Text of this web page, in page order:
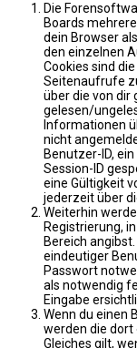
Die
Boards
dein Browser
den einzelnen
Cookies sind
Seitenaufrufe
über die von dir
gelesen/
Informationen
nicht
Benutzer-ID,
Session-ID
eine Gültigkeit
jederzeit über
Weiterhin
Registrierung,
Bereich
eindeutiger
Passwort
als notwendig
Eingabe
Wenn du einen
werden die dort
Gleiches gilt,